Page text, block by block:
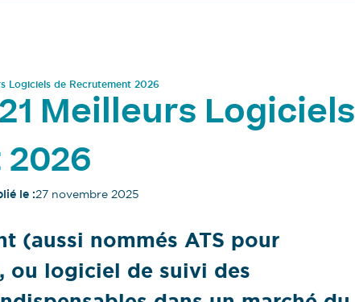
Logiciels de Recrutement 2026
Meilleurs Logiciels
le :27 novembre 2025
(aussi nommés ATS pour
ou logiciel de suivi des